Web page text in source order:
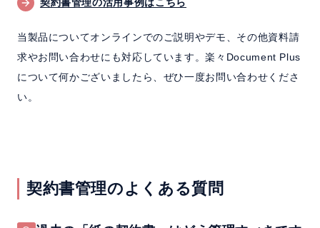
当製品についてオンラインでのご説明やデモ、その他資料請
求やお問い合わせにも対応しています。楽々Document Plus
について何かございましたら、ぜひ一度お問い合わせくださ
い。
契約書管理のよくある質問